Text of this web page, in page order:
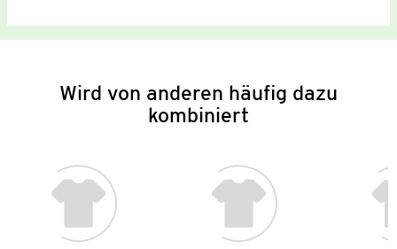
Wird von anderen häufig dazu
kombiniert